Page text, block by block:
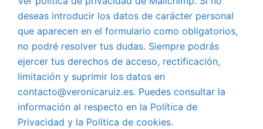
deseas introducir los datos de carácter personal
que aparecen en el formulario como obligatorios,
no podré resolver tus dudas. Siempre podrás
ejercer tus derechos de acceso, rectificación,
limitación y suprimir los datos en
contacto@veronicaruiz.es. Puedes consultar la
información al respecto en la Política de
Privacidad y la Política de cookies.